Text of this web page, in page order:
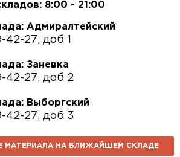
8:00 - 21:00
Адмиралтейский
42-27, доб 1
Заневка
42-27, доб 2
Выборгский
42-27, доб 3
МАТЕРИАЛА НА БЛИЖАЙШЕМ СКЛАДЕ